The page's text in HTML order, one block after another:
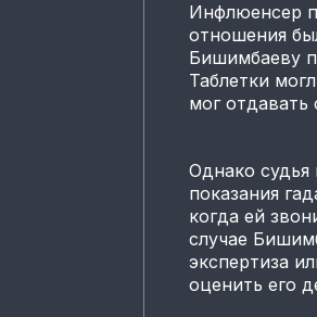
Инфлюенсер
отношения
Бишимбаеву
Таблетки
мог отдавать
Однако судья
показания
когда ей
случае
экспертиза
оценить его